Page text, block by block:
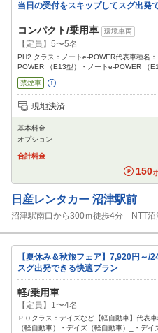
当日の受付をスキップしてスグ出
コンパクト/乗用車 環境車両
【定員】5〜5名
PH2 クラス：ノートe-POWER代表車種名
POWER （E13型）・ノートe-POWER （
禁煙車
追加可能オプション
カーナビ
現地決済
基本料金
オプション
合計料金
150
日産レンタカー 沼津駅前
沼津駅南口から300ｍ徒歩4分 NTT沼
【夏休み＆秋旅フェア】7,920円
スグ出発できる快適プラン
軽/乗用車
【定員】1〜4名
Ｐ０クラス：デイズなど【軽自動車】代表
（軽自動車）・デイズ（軽自動車）_・デイ